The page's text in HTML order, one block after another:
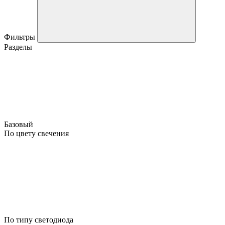
Фильтры
Разделы
Базовый
По цвету свечения
По типу светодиода